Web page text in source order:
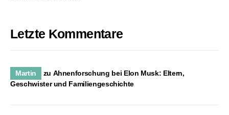
Letzte Kommentare
Martin zu Ahnenforschung bei Elon Musk: Eltern,
Geschwister und Familiengeschichte